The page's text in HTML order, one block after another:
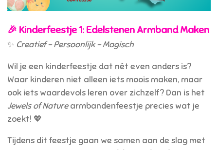
🎉 Kinderfeestje 1: Edelstenen Armband Maken
✨ Creatief – Persoonlijk – Magisch
Wil je een kinderfeestje dat nét even anders is?
Waar kinderen niet alleen iets moois maken, maar
ook iets waardevols leren over zichzelf? Dan is het
Jewels of Naturearmbandenfeestje precies wat je
zoekt! 💖
Tijdens dit feestje gaan we samen aan de slag met